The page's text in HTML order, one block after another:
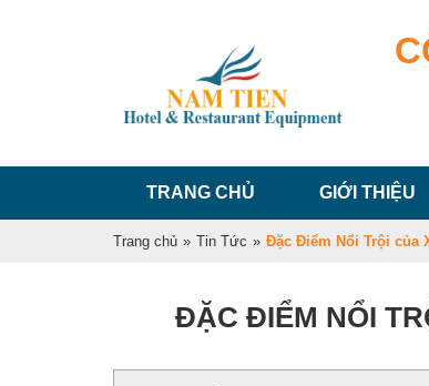
TRANG CHỦ GIỚI THIỆU
Trang chủ » Tin Tức » Đặc Điểm Nổi Trội của
ĐẶC ĐIỂM NỔI